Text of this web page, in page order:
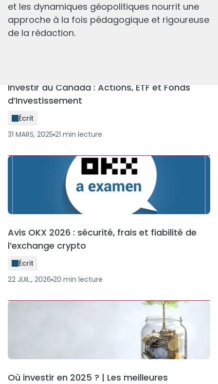
et les dynamiques géopolitiques nourrit une
approche à la fois pédagogique et rigoureuse
de la rédaction.
Investir au Canada : Actions, ETF et Fonds
d’Investissement
Écrit
31 MARS, 2025 21 min lecture
Avis OKX 2026 : sécurité, frais et fiabilité de
l’exchange crypto
Écrit
22 JUIL., 2026 20 min lecture
Où investir en 2025 ? | Les meilleures